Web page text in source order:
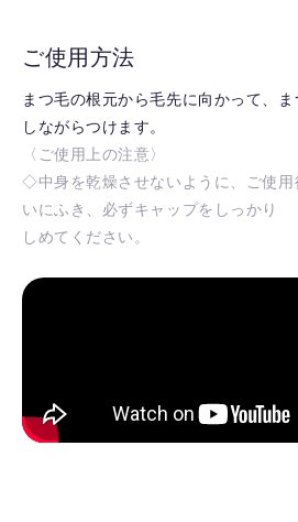
ご使用方法
まつ毛の根元から毛先に向かって、
しながらつけます。
〈ご使用上の注意〉
◇中身を乾燥させないように、ご使
いにふき、必ずキャップをしっかり
しめてください。